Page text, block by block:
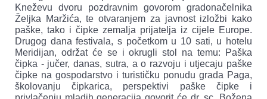
Kneževu dvoru pozdravnim govorom gradonačelnika
Željka Maržića, te otvaranjem za javnost izložbi kako
paške, tako i čipke zemalja prijatelja iz cijele Europe.
Drugog dana festivala, s početkom u 10 sati, u hotelu
Meridijan, održat će se i okrugli stol na temu: Paška
čipka - jučer, danas, sutra, a o razvoju i utjecaju paške
čipke na gospodarstvo i turističku ponudu grada Paga,
školovanju čipkarica, perspektivi paške čipke i